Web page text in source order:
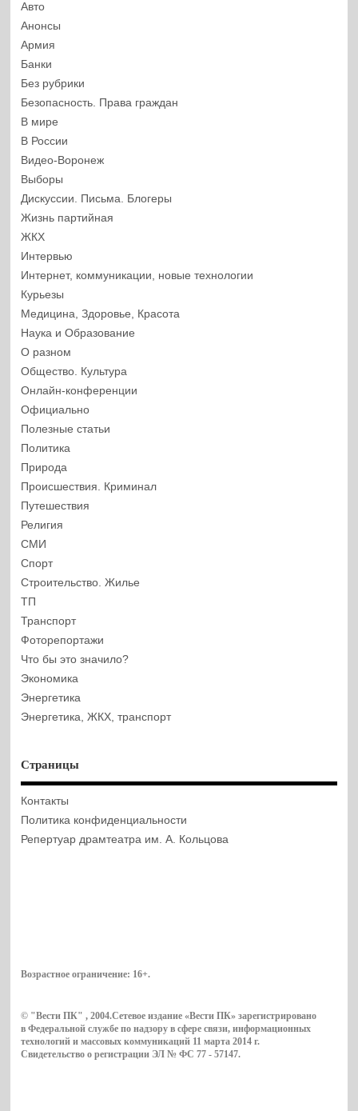
Авто
Анонсы
Армия
Банки
Без рубрики
Безопасность. Права граждан
В мире
В России
Видео-Воронеж
Выборы
Дискуссии. Письма. Блогеры
Жизнь партийная
ЖКХ
Интервью
Интернет, коммуникации, новые технологии
Курьезы
Медицина, Здоровье, Красота
Наука и Образование
О разном
Общество. Культура
Онлайн-конференции
Официально
Полезные статьи
Политика
Природа
Происшествия. Криминал
Путешествия
Религия
СМИ
Спорт
Строительство. Жилье
ТП
Транспорт
Фоторепортажи
Что бы это значило?
Экономика
Энергетика
Энергетика, ЖКХ, транспорт
Страницы
Контакты
Политика конфиденциальности
Репертуар драмтеатра им. А. Кольцова
Возрастное ограничение: 16+.
© "Вести ПК" , 2004.Сетевое издание «Вести ПК» зарегистрировано
в Федеральной службе по надзору в сфере связи, информационных
технологий и массовых коммуникаций 11 марта 2014 г.
Свидетельство о регистрации ЭЛ № ФС 77 - 57147.